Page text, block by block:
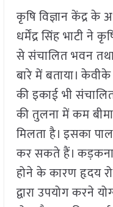
कृषि विज्ञान केंद्र के
धर्मेंद्र सिंह भाटी ने
से संचालित भवन
बारे में बताया। केवीके
की इकाई भी
की तुलना में कम
मिलता है। इसका
कर सकते हैं।
होने के कारण हृदय
द्वारा उपयोग करने